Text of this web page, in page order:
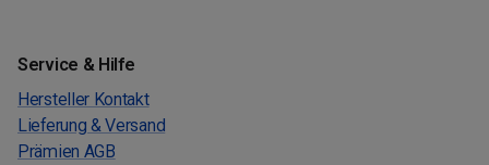
Service & Hilfe
Hersteller Kontakt
Lieferung & Versand
Prämien AGB